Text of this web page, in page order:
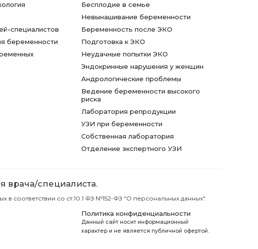
специалистов
беременности
Бесплодие в семье
Невынашивание беременности
Беременность после ЭКО
Подготовка к ЭКО
Неудачные попытки ЭКО
Эндокринные нарушения у женщин
Андрологические проблемы
Ведение беременности высокого
риска
Лаборатория репродукции
УЗИ при беременности
Собственная лаборатория
Отделение экспертного УЗИ
врача/специалиста.
соответствии со ст.10.1 ФЗ №152-ФЗ "О персональных данных".
Политика конфиденциальности
Данный сайт носит информационный
характер и не является публичной офертой.